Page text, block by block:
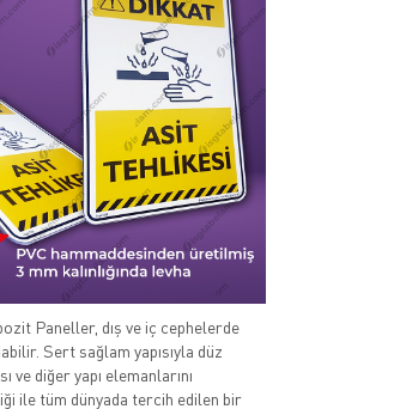
Paneller, dış ve iç cephelerde
Sert sağlam yapısıyla düz
ve diğer yapı elemanlarını
ile tüm dünyada tercih edilen bir